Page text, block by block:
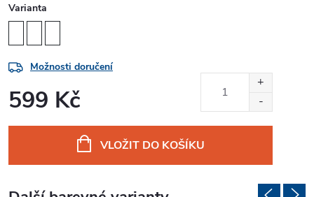
Varianta
Možnosti doručení
599 Kč
VLOŽIT DO KOŠÍKU